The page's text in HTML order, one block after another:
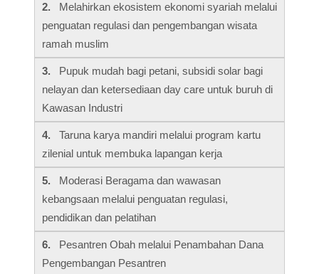
2. Melahirkan ekosistem ekonomi syariah melalui
penguatan regulasi dan pengembangan wisata
ramah muslim
3.
Pupuk mudah bagi petani, subsidi solar bagi
nelayan dan ketersediaan day care untuk buruh di
Kawasan Industri
4.
Taruna karya mandiri melalui program kartu
zilenial untuk membuka lapangan kerja
5.
Moderasi Beragama dan wawasan
kebangsaan melalui penguatan regulasi,
pendidikan dan pelatihan
6. Pesantren Obah melalui Penambahan Dana
Pengembangan Pesantren